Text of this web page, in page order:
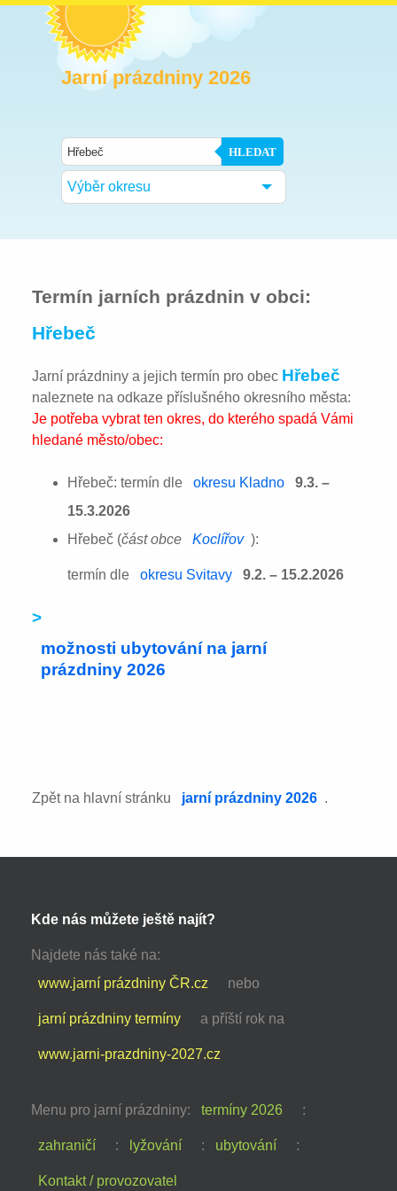
Jarní prázdniny 2026
HLEDAT
Výběr okresu
Termín jarních prázdnin v obci:
Hřebeč
Jarní prázdniny a jejich termín pro obec Hřebeč
naleznete na odkaze příslušného okresního města:
Je potřeba vybrat ten okres, do kterého spadá Vámi
hledané město/obec:
Hřebeč: termín dle okresu Kladno
9.3. –
15.3.2026
Hřebeč (část obce Koclířov ):
termín dle okresu Svitavy 9.2. – 15.2.2026
>
možnosti ubytování na jarní
prázdniny 2026
Zpět na hlavní stránku jarní prázdniny 2026 .
Kde nás můžete ještě najít?
Najdete nás také na:
www.jarní prázdniny ČR.cz
nebo
jarní prázdniny termíny a příští rok na
www.jarni-prazdniny-2027.cz
Menu pro jarní prázdniny: termíny 2026 :
zahraničí : lyžování : ubytování :
Kontakt / provozovatel